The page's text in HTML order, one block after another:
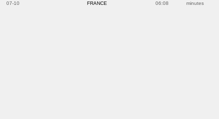
07-10 FRANCE 06:08 minutes